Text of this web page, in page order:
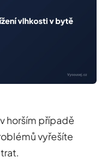
horším případě
vyřešíte